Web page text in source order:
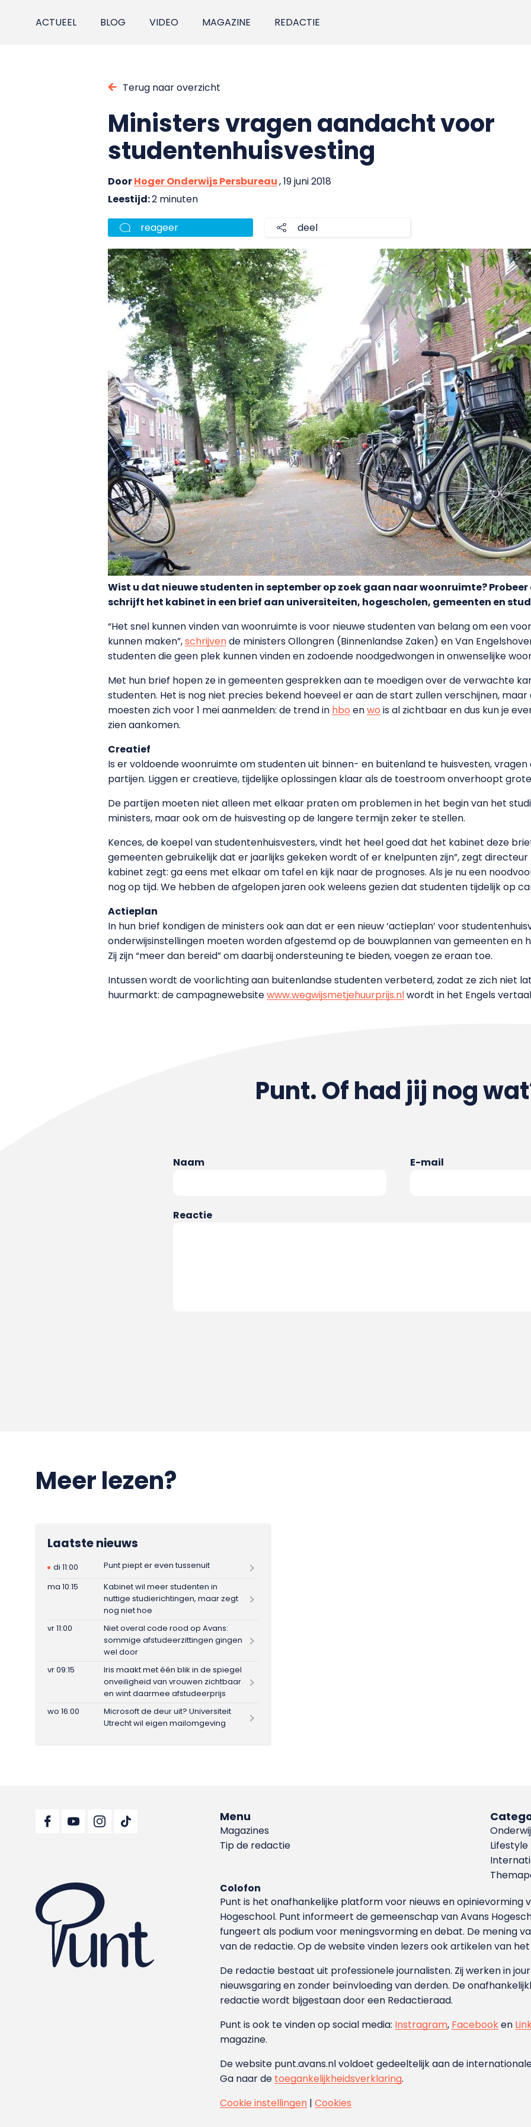
ACTUEEL BLOG VIDEO MAGAZINE REDACTIE
Terug naar overzicht
Ministers vragen aandacht voor
studentenhuisvesting
DoorHoger Onderwijs Persbureau, 19 juni 2018
Leestijd:2 minuten
reageer deel
Wist u dat nieuwe studenten in september op zoek gaan naar woonruimte?
schrijft het kabinet in een brief aan universiteiten, hogescholen, gemeenten en
“Het snel kunnen vinden van woonruimte is voor nieuwe studenten van belang om een
kunnen maken”,schrijvende ministers Ollongren (Binnenlandse Zaken) en Van
studenten die geen plek kunnen vinden en zodoende noodgedwongen in onwenselijke
Met hun brief hopen ze in gemeenten gesprekken aan te moedigen over de verwachte
studenten. Het is nog niet precies bekend hoeveel er aan de start zullen verschijnen,
moesten zich voor 1 mei aanmelden: de trend in hbo enwo is al zichtbaar en dus kun je
zien aankomen.
Creatief
Is er voldoende woonruimte om studenten uit binnen- en buitenland te huisvesten,
partijen. Liggen er creatieve, tijdelijke oplossingen klaar als de toestroom onverhoopt
De partijen moeten niet alleen met elkaar praten om problemen in het begin van het
ministers, maar ook om de huisvesting op de langere termijn zeker te stellen.
Kences, de koepel van studentenhuisvesters, vindt het heel goed dat het kabinet deze
gemeenten gebruikelijk dat er jaarlijks gekeken wordt of er knelpunten zijn”, zegt directeur
kabinet zegt: ga eens met elkaar om tafel en kijk naar de prognoses. Als je nu een
nog op tijd. We hebben de afgelopen jaren ook weleens gezien dat studenten tijdelijk op
Actieplan
In hun brief kondigen de ministers ook aan dat er een nieuw ‘actieplan’ voor
onderwijsinstellingen moeten worden afgestemd op de bouwplannen van gemeenten en
Zij zijn “meer dan bereid” om daarbij ondersteuning te bieden, voegen ze eraan toe.
Intussen wordt de voorlichting aan buitenlandse studenten verbeterd, zodat ze zich niet
huurmarkt: de campagnewebsitewww.wegwijsmetjehuurprijs.nlwordt in het Engels
Punt. Of had jij nog
Naam E-mail
Reactie
Meer lezen?
Laatste nieuws
di 11:00
Punt piept er even tussenuit
ma 10:15
Kabinet wil meer studenten in
nuttige studierichtingen, maar zegt
nog niet hoe
vr 11:00
Niet overal code rood op Avans:
sommige afstudeerzittingen gingen
wel door
vr 09:15
Iris maakt met één blik in de spiegel
onveiligheid van vrouwen zichtbaar
en wint daarmee afstudeerprijs
wo 16:00
Microsoft de deur uit? Universiteit
Utrecht wil eigen mailomgeving
Menu
Magazines
Tip de redactie
Lifestyle
Colofon
Punt is het onafhankelijke platform voor nieuws en
Hoge­school. Punt informeert de gemeenschap van Avans
fungeert als podium voor meningsvorming en debat. De mening
van de redactie. Op de website vinden lezers ook artikelen van
De redactie bestaat uit professionele journalisten. Zij werken in
nieuwsgaring en zonder beïnvloeding van derden. De
redactie wordt bijgestaan door een Redactieraad.
Punt is ook te vinden op social media: Instragram, Facebooken
magazine.
De website punt.avans.nl voldoet gedeeltelijk aan de
Ga naar de toegankelijkheidsverklaring.
Cookie instellingen |Cookies